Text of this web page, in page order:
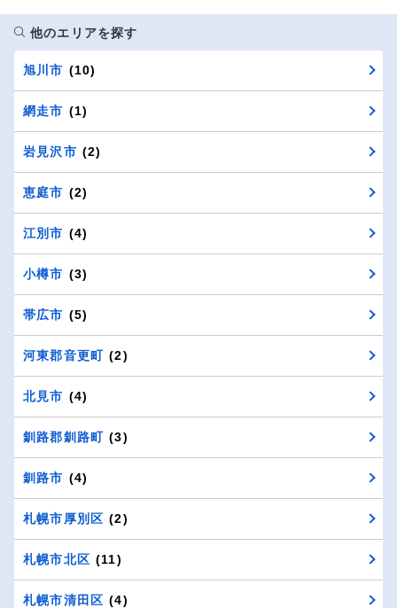
他のエリアを探す
旭川市 (10)
網走市 (1)
岩見沢市 (2)
恵庭市 (2)
江別市 (4)
小樽市 (3)
帯広市 (5)
河東郡音更町 (2)
北見市 (4)
釧路郡釧路町 (3)
釧路市 (4)
札幌市厚別区 (2)
札幌市北区 (11)
札幌市清田区 (4)